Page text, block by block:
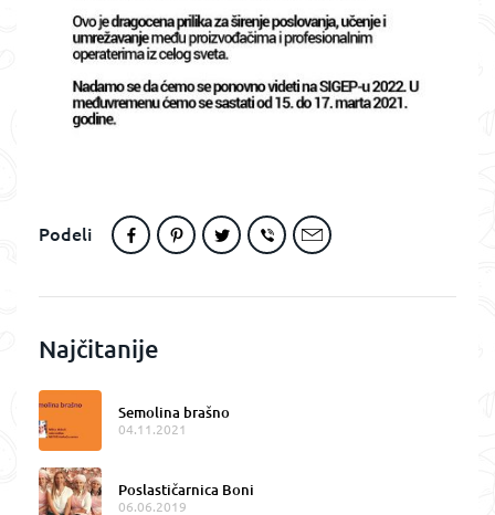
Podeli
Najčitanije
Semolina brašno
04.11.2021
Poslastičarnica Boni
06.06.2019